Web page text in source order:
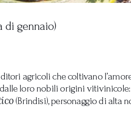
di gennaio)
agricoli che coltivano
loro nobili origini
(Brindisi), personaggio di alta